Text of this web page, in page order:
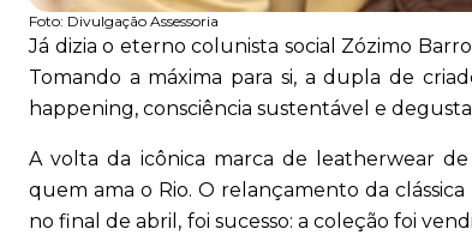
Foto: Divulgação Assessoria
Já dizia o eterno colunista social Zózimo
Tomando a máxima para si, a dupla de
happening, consciência sustentável e
A volta da icônica marca de leatherwear
quem ama o Rio. O relançamento da
no final de abril, foi sucesso: a coleção foi